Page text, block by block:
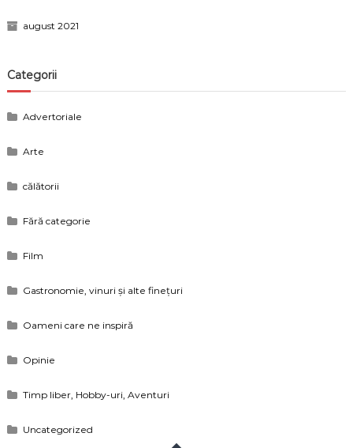
august 2021
Categorii
Advertoriale
Arte
călătorii
Fără categorie
Film
Gastronomie, vinuri și alte finețuri
Oameni care ne inspiră
Opinie
Timp liber, Hobby-uri, Aventuri
Uncategorized